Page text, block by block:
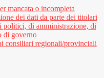
mancata o incompleta
dei dati da parte dei titolari
politici, di amministrazione, di
di governo
consiliari regionali/provinciali